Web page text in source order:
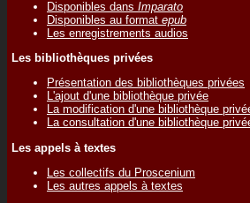
Disponibles dans Imparato
Disponibles au format epub
Les enregistrements audios
Les bibliothèques privées
Présentation des bibliothèques privées
L'ajout d'une bibliothèque privée
La modification d'une bibliothèque
La consultation d'une bibliothèque
Les appels à textes
Les collectifs du Proscenium
Les autres appels à textes